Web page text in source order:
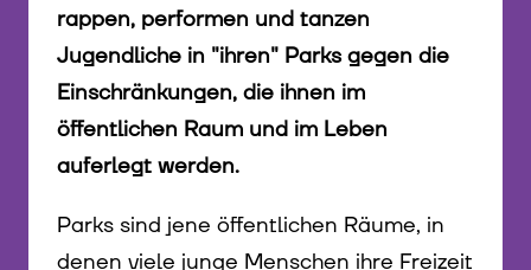
rappen, performen und tanzen
Jugendliche in "ihren" Parks gegen die
Einschränkungen, die ihnen im
öffentlichen Raum und im Leben
auferlegt werden.
Parks sind jene öffentlichen Räume, in
denen viele junge Menschen ihre Freizeit